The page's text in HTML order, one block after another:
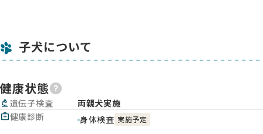
子犬について
健康状態
biotech 遺伝子検査
両親犬実施
medical_services健康診断 身体検査 実施予定